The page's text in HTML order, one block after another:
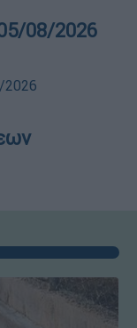
08/2026